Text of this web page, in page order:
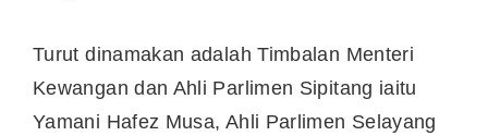
Turut dinamakan adalah Timbalan Menteri
Kewangan dan Ahli Parlimen Sipitang iaitu
Yamani Hafez Musa, Ahli Parlimen Selayang